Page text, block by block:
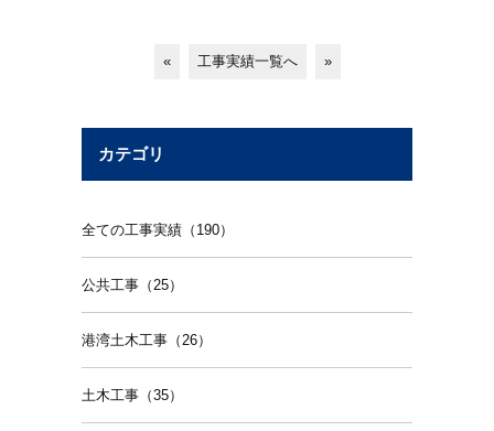
« 工事実績一覧へ »
カテゴリ
全ての工事実績（190）
公共工事（25）
港湾土木工事（26）
土木工事（35）